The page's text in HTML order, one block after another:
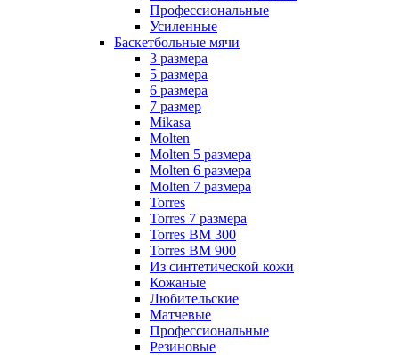
Профессиональные
Усиленные
Баскетбольные мячи
3 размера
5 размера
6 размера
7 размер
Mikasa
Molten
Molten 5 размера
Molten 6 размера
Molten 7 размера
Torres
Torres 7 размера
Torres BM 300
Torres BM 900
Из синтетической кожи
Кожаные
Любительские
Матчевые
Профессиональные
Резиновые